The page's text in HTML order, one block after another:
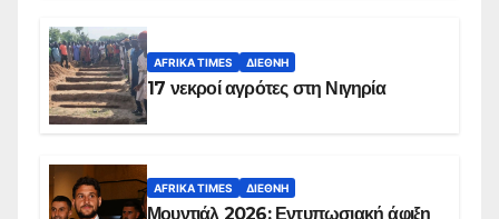
AFRIKA TIMES ΔΙΕΘΝΉ
17 νεκροί αγρότες στη Νιγηρία
AFRIKA TIMES ΔΙΕΘΝΉ
Μουντιάλ 2026: Εντυπωσιακή άφιξη